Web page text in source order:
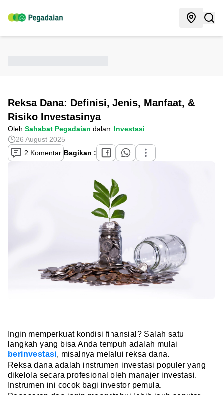
Reksa Dana: Definisi, Jenis, Manfaat, &
Risiko Investasinya
Oleh Sahabat Pegadaian dalam Investasi
26 August 2025
2 Komentar Bagikan :
Ingin memperkuat kondisi finansial? Salah satu
langkah yang bisa Anda tempuh adalah mulai
berinvestasi, misalnya melalui reksa dana.
Reksa dana adalah instrumen investasi populer yang
dikelola secara profesional oleh manajer investasi.
Instrumen ini cocok bagi investor pemula.